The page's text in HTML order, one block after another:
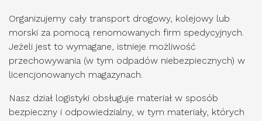
Organizujemy cały transport drogowy, kolejowy lub
morski za pomocą renomowanych firm spedycyjnych.
Jeżeli jest to wymagane, istnieje możliwość
przechowywania (w tym odpadów niebezpiecznych) w
licencjonowanych magazynach.
Nasz dział logistyki obsługuje materiał w sposób
bezpieczny i odpowiedzialny, w tym materiały, których